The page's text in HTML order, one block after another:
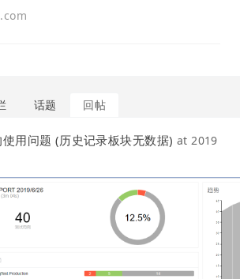
话题 回帖
用问题 (历史记录板块无数据) at2019